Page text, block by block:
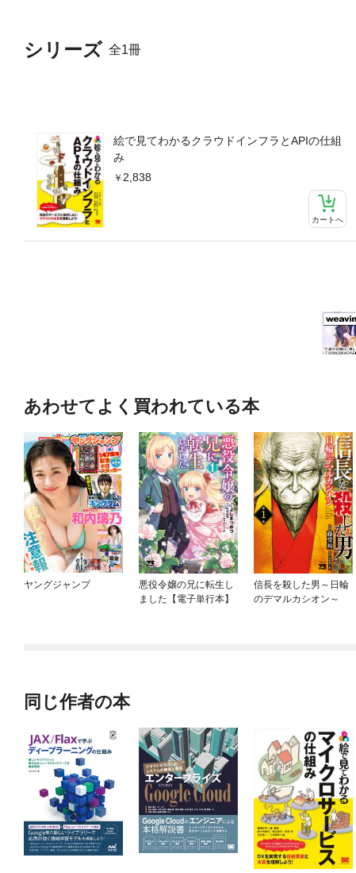
シリーズ 全1冊
絵で見てわかるクラウドインフラとAPIの仕組
み
2,838
カートへ
あわせてよく買われている本
ヤングジャンプ
悪役令嬢の兄に転生し
ました【電子単行本】
信長を殺した男～日輪
のデマルカシオン～
同じ作者の本